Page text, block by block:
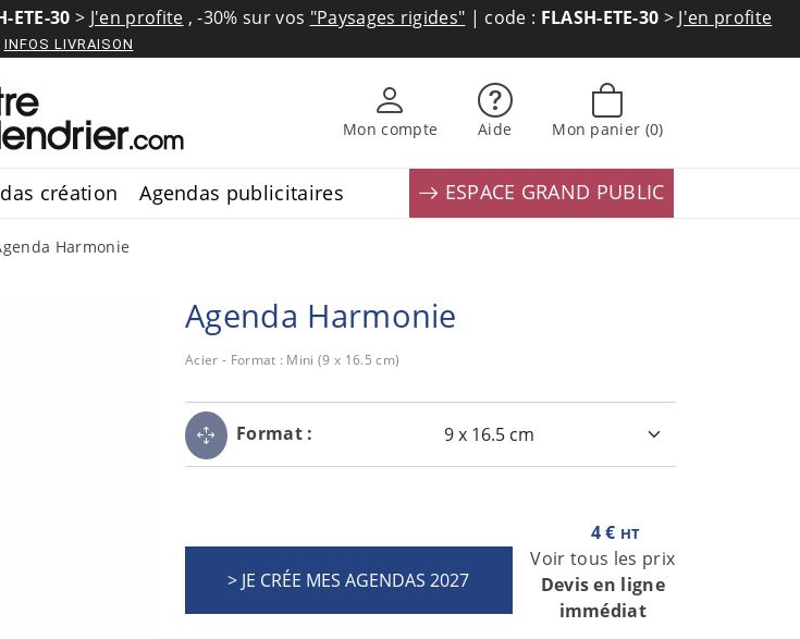
ETE-30 > J'en profite ,-30% sur vos "Paysages rigides" | code : FLASH-ETE-30 > J'en profite
INFOS LIVRAISON
Mon compte Aide Mon panier (0)
création Agendas publicitaires ESPACE GRAND PUBLIC
Harmonie
Agenda Harmonie
Acier - Format : Mini (9 x 16.5 cm)
Format :
4 € HT
Voir tous les prix
Devis en ligne
immédiat